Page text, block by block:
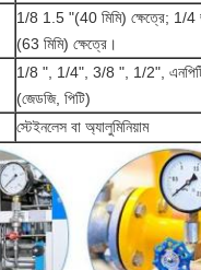
1/8 1.5 "(40 মিমি) ক্ষেত্রে; 1/
(63 মিমি) ক্ষেত্রে।
1/8 ", 1/4", 3/8 ", 1/2", এনপিটি,
(জেডজি, পিটি)
স্টেইনলেস বা অ্যালুমিনিয়াম